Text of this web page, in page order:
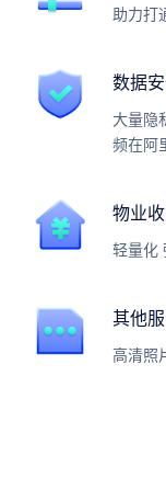
助力打
数据
大量隐
频在阿
物业
轻量化
其他
高清照